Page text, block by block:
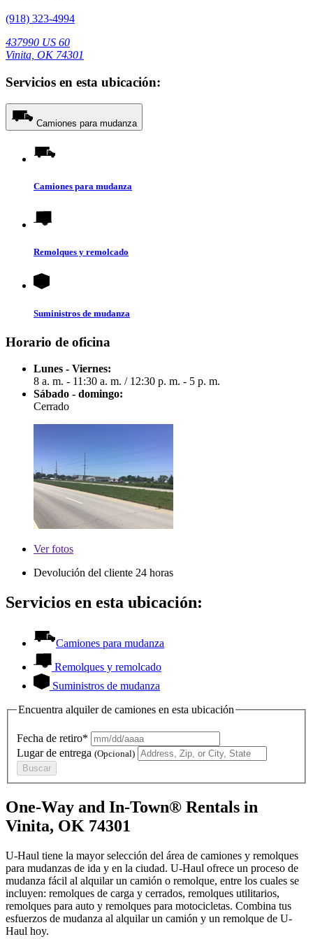
(918) 323-4994
437990 US 60
Vinita, OK 74301
Servicios en esta ubicación:
Camiones para mudanza
Camiones para mudanza
Remolques y remolcado
Suministros de mudanza
Horario de oficina
Lunes - Viernes:
8 a. m. - 11:30 a. m. / 12:30 p. m. - 5 p. m.
Sábado - domingo:
Cerrado
Verfotos
Devolución del cliente 24 horas
Servicios en esta ubicación:
Camiones para mudanza
Remolques y remolcado
Suministros de mudanza
Encuentra alquiler de camiones en esta ubicación
Fecha de retiro*
Lugar de entrega (Opcional)
Buscar
One-Way and In-Town® Rentals in
Vinita, OK 74301
U-Haul tiene la mayor selección del área de camiones y remolques
para mudanzas de ida y en la ciudad. U-Haul ofrece un proceso de
mudanza fácil al alquilar un camión o remolque, entre los cuales se
incluyen: remolques de carga y cerrados, remolques utilitarios,
remolques para auto y remolques para motocicletas. Combina tus
esfuerzos de mudanza al alquilar un camión y un remolque de U-
Haul hoy.